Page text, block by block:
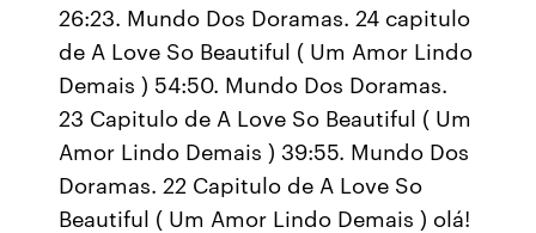
26:23. Mundo Dos Doramas. 24 capitulo
de A Love So Beautiful ( Um Amor Lindo
Demais ) 54:50. Mundo Dos Doramas.
23 Capitulo de A Love So Beautiful ( Um
Amor Lindo Demais ) 39:55. Mundo Dos
Doramas. 22 Capitulo de A Love So
Beautiful ( Um Amor Lindo Demais ) olá!